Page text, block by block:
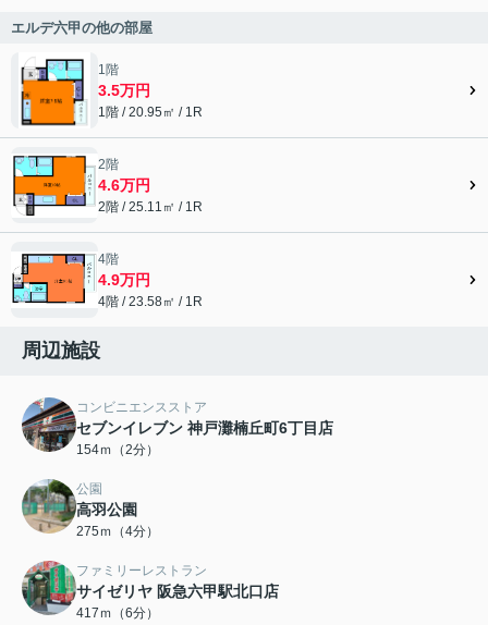
エルデ六甲の他の部屋
1階
3.5万円
1階 / 20.95㎡ / 1R
2階
4.6万円
2階 / 25.11㎡ / 1R
4階
4.9万円
4階 / 23.58㎡ / 1R
周辺施設
コンビニエンスストア
セブンイレブン 神戸灘楠丘町6丁目店
154ｍ（2分）
公園
高羽公園
275ｍ（4分）
ファミリーレストラン
サイゼリヤ 阪急六甲駅北口店
417ｍ（6分）